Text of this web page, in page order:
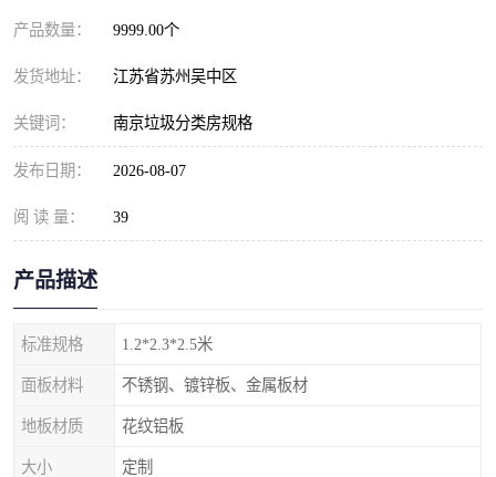
产品数量： 9999.00个
发货地址： 江苏省苏州吴中区
关键词： 南京垃圾分类房规格
发布日期： 2026-08-07
阅 读 量： 39
产品描述
标准规格 1.2*2.3*2.5米
面板材料 不锈钢、镀锌板、金属板材
地板材质 花纹铝板
大小 定制